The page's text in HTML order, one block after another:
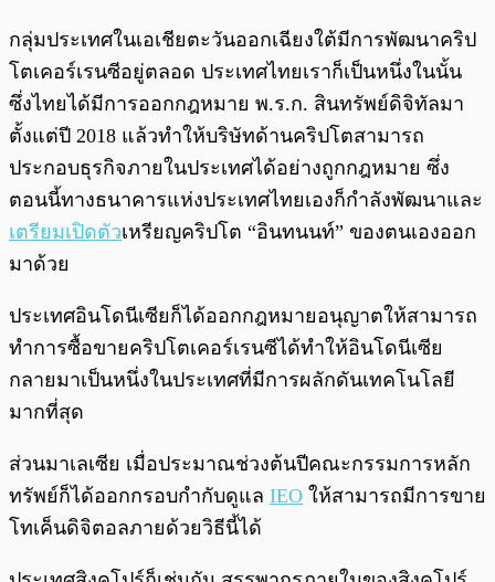
กลุ่มประเทศในเอเชียตะวันออกเฉียงใต้มีการพัฒนาคริป
โตเคอร์เรนซีอยู่ตลอด ประเทศไทยเราก็เป็นหนึ่งในนั้น
ซึ่งไทยได้มีการออกกฎหมาย พ.ร.ก. สินทรัพย์ดิจิทัลมา
ตั้งแต่ปี 2018 แล้วทำให้บริษัทด้านคริปโตสามารถ
ประกอบธุรกิจภายในประเทศได้อย่างถูกกฎหมาย ซึ่ง
ตอนนี้ทางธนาคารแห่งประเทศไทยเองก็กำลังพัฒนาและ
เตรียมเปิดตัวเหรียญคริปโต “อินทนนท์” ของตนเองออก
มาด้วย
ประเทศอินโดนีเซียก็ได้ออกกฎหมายอนุญาตให้สามารถ
ทำการซื้อขายคริปโตเคอร์เรนซีได้ทำให้อินโดนีเซีย
กลายมาเป็นหนึ่งในประเทศที่มีการผลักดันเทคโนโลยี
มากที่สุด
ส่วนมาเลเซีย เมื่อประมาณช่วงต้นปีคณะกรรมการหลัก
ทรัพย์ก็ได้ออกกรอบกำกับดูแล IEO ให้สามารถมีการขาย
โทเค็นดิจิตอลภายด้วยวิธีนี้ได้